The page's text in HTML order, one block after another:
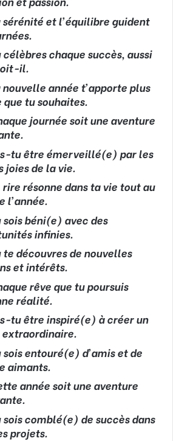
sérénité et l’équilibre guident
célèbres chaque succès, aussi
il.
nouvelle année t’apporte plus
que tu souhaites.
journée soit une aventure
tu être émerveillé(e) par les
joies de la vie.
rire résonne dans ta vie tout au
l’année.
sois béni(e) avec des
infinies.
te découvres de nouvelles
et intérêts.
rêve que tu poursuis
réalité.
tu être inspiré(e) à créer un
extraordinaire.
sois entouré(e) d’amis et de
aimants.
année soit une aventure
sois comblé(e) de succès dans
projets.